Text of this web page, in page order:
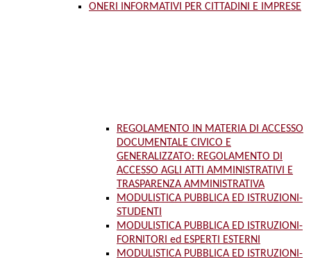
ONERI INFORMATIVI PER CITTADINI E IMPRESE
REGOLAMENTO IN MATERIA DI ACCESSO
DOCUMENTALE CIVICO E
GENERALIZZATO: REGOLAMENTO DI
ACCESSO AGLI ATTI AMMINISTRATIVI E
TRASPARENZA AMMINISTRATIVA
MODULISTICA PUBBLICA ED ISTRUZIONI-
STUDENTI
MODULISTICA PUBBLICA ED ISTRUZIONI-
FORNITORI ed ESPERTI ESTERNI
MODULISTICA PUBBLICA ED ISTRUZIONI-